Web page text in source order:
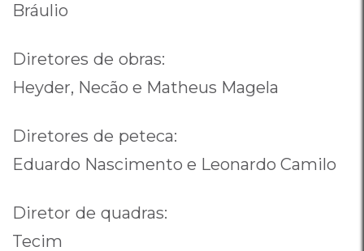
Bráulio
Diretores de obras:
Heyder, Necão e Matheus Magela
Diretores de peteca:
Eduardo Nascimento e Leonardo Camilo
Diretor de quadras:
Tecim